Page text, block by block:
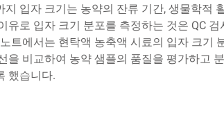
입자 크기는 농약의 잔류 기간, 생물학적
로 입자 크기 분포를 측정하는 것은 QC
트에서는 현탁액 농축액 시료의 입자 크기
비교하여 농약 샘플의 품질을 평가하고
했습니다.